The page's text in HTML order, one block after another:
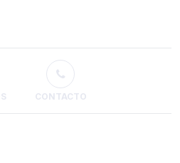
CONTACTO